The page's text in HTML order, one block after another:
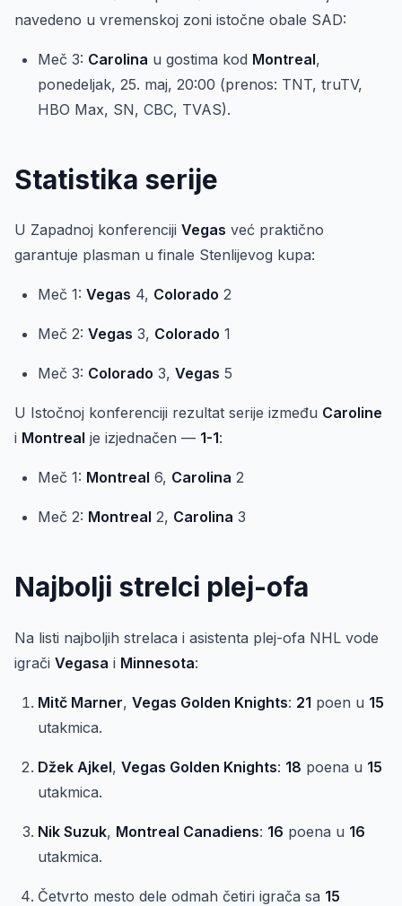
navedeno u vremenskoj zoni istočne obale SAD:
Meč 3: Carolina u gostima kod Montreal,
ponedeljak, 25. maj, 20:00 (prenos: TNT, truTV,
HBO Max, SN, CBC, TVAS).
Statistika serije
U Zapadnoj konferenciji Vegas već praktično
garantuje plasman u finale Stenlijevog kupa:
Meč 1: Vegas 4, Colorado 2
Meč 2: Vegas 3, Colorado 1
Meč 3: Colorado 3, Vegas 5
U Istočnoj konferenciji rezultat serije između Caroline
i Montreal je izjednačen — 1-1:
Meč 1: Montreal 6, Carolina 2
Meč 2: Montreal 2, Carolina 3
Najbolji strelci plej-ofa
Na listi najboljih strelaca i asistenta plej-ofa NHL vode
igrači Vegasa i Minnesota:
Mitč Marner, Vegas Golden Knights: 21 poen u 15
utakmica.
Džek Ajkel, Vegas Golden Knights: 18 poena u 15
utakmica.
Nik Suzuk, Montreal Canadiens: 16 poena u 16
utakmica.
Četvrto mesto dele odmah četiri igrača sa 15